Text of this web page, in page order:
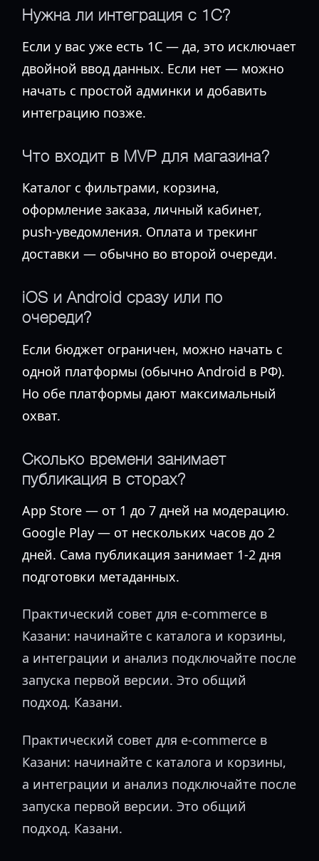
Нужна ли интеграция с 1С?
Если у вас уже есть 1С — да, это исключает
двойной ввод данных. Если нет — можно
начать с простой админки и добавить
интеграцию позже.
Что входит в MVP для магазина?
Каталог с фильтрами, корзина,
оформление заказа, личный кабинет,
push-уведомления. Оплата и трекинг
доставки — обычно во второй очереди.
iOS и Android сразу или по
очереди?
Если бюджет ограничен, можно начать с
одной платформы (обычно Android в РФ).
Но обе платформы дают максимальный
охват.
Сколько времени занимает
публикация в сторах?
App Store — от 1 до 7 дней на модерацию.
Google Play — от нескольких часов до 2
дней. Сама публикация занимает 1-2 дня
подготовки метаданных.
Практический совет для e-commerce в
Казани: начинайте с каталога и корзины,
а интеграции и анализ подключайте после
запуска первой версии. Это общий
подход. Казани.
Практический совет для e-commerce в
Казани: начинайте с каталога и корзины,
а интеграции и анализ подключайте после
запуска первой версии. Это общий
подход. Казани.